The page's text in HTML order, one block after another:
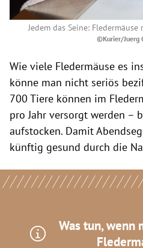
Jedem das Seine:
©Kurier/Juerg
Wie viele Fledermäuse es
könne man nicht seriös
700 Tiere können im
pro Jahr versorgt werden –
aufstocken. Damit
künftig gesund durch die
Was tun, wenn